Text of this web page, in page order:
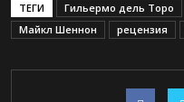
ТЕГИ Гильермо дель Торо
Майкл Шеннон
рецензия